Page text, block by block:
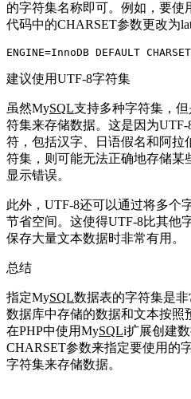
的字符集名称即可。例如，要使
代码中的CHARSET参数更改为
建议使用UTF-8字符集
虽然MySQL支持多种字符集，
符集来存储数据。这是因为
符，包括汉字、日语假名和阿拉
符集，则可能无法正确地存储某
显示错误。
此外，UTF-8还可以通过将多个
节省空间。这使得UTF-8比其他
保存大量文本数据时非常有用。
总结
指定MySQL数据表的字符集是
数据库中存储的数据和文本按照
在PHP中使用MySQLi扩展创建
CHARSET参数来指定要使用的
字符集来存储数据。